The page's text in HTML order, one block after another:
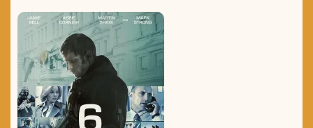
TRAILER DO DIA
Política de Privacidade